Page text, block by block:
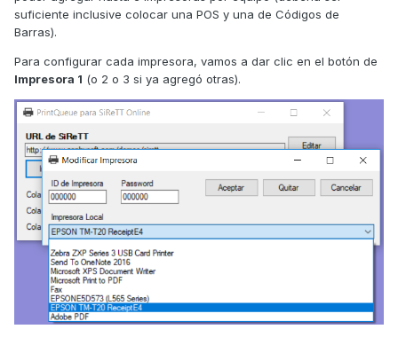
suficiente inclusive colocar una POS y una de Códigos de
Barras).
Para configurar cada impresora, vamos a dar clic en el botón de
Impresora 1 (o 2 o 3 si ya agregó otras).